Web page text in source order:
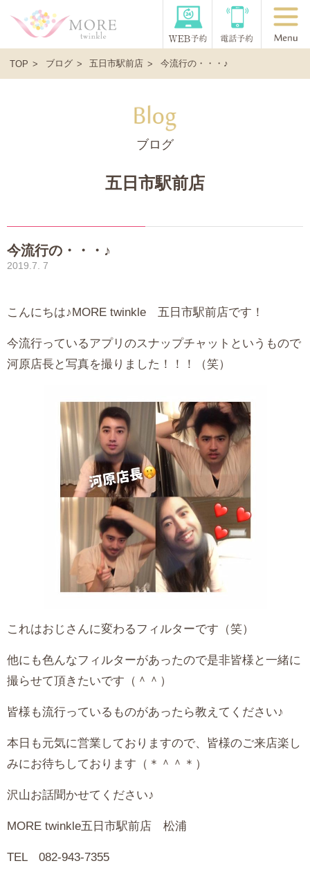
TOP ブログ 五日市駅前店 今流行の・・・♪
ブログ
五日市駅前店
今流行の・・・♪
2019.7. 7
こんにちは♪MORE twinkle 五日市駅前店です！
今流行っているアプリのスナップチャットというもので
河原店長と写真を撮りました！！！（笑）
これはおじさんに変わるフィルターです（笑）
他にも色んなフィルターがあったので是非皆様と一緒に
撮らせて頂きたいです（＾＾）
皆様も流行っているものがあったら教えてください♪
本日も元気に営業しておりますので、皆様のご来店楽し
みにお待ちしております（＊＾＾＊）
沢山お話聞かせてください♪
MORE twinkle五日市駅前店 松浦
TEL 082-943-7355